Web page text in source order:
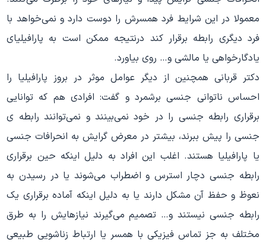
معمولا در این شرایط فرد همسرش را دوست دارد و نمی‌خواهد با
فرد دیگری رابطه برقرار کند درنتیجه ممکن است به پارافیلیای
یادگارخواهی یا مالشی و… روی بیاورد.
دکتر قربانی همچنین از دیگر عوامل موثر در بروز پارافیلیا را
احساس ناتوانی جنسی برشمرد و گفت: افرادی هم که توانایی
برقراری رابطه جنسی را در خود نمی‌بینند و نمی‌توانند رابطه‌ ی
جنسی را پیش ببرند، بیشتر در معرض گرایش به انحرافات جنسی
یا پارافیلیا هستند. اغلب این افراد به دلیل اینکه حین برقراری
رابطه جنسی دچار استرس و اضطراب می‌شوند یا در رسیدن به
نعوظ و حفظ آن مشکل دارند یا به دلیل اینکه آماده برقراری یک
رابطه جنسی نیستند و… تصمیم می‌گیرند نیازهایش را به طرق
مختلف به جز تماس فیزیکی با همسر یا ارتباط زناشویی طبیعی